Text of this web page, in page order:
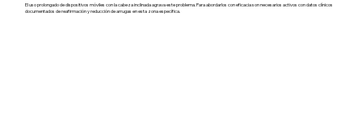
El uso prolongado de dispositivos móviles con la cabeza inclinada agrava este problema. Para abordarlos con eficacia son necesarios activos con datos clínicos
documentados de reafirmación y reducción de arrugas en esta zona específica.